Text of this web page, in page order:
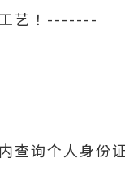
艺！-------
查询个人身份